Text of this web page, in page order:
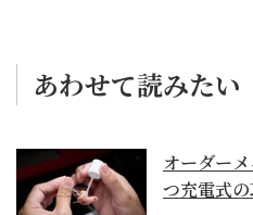
あわせて読みたい
オーダー
つ充電式